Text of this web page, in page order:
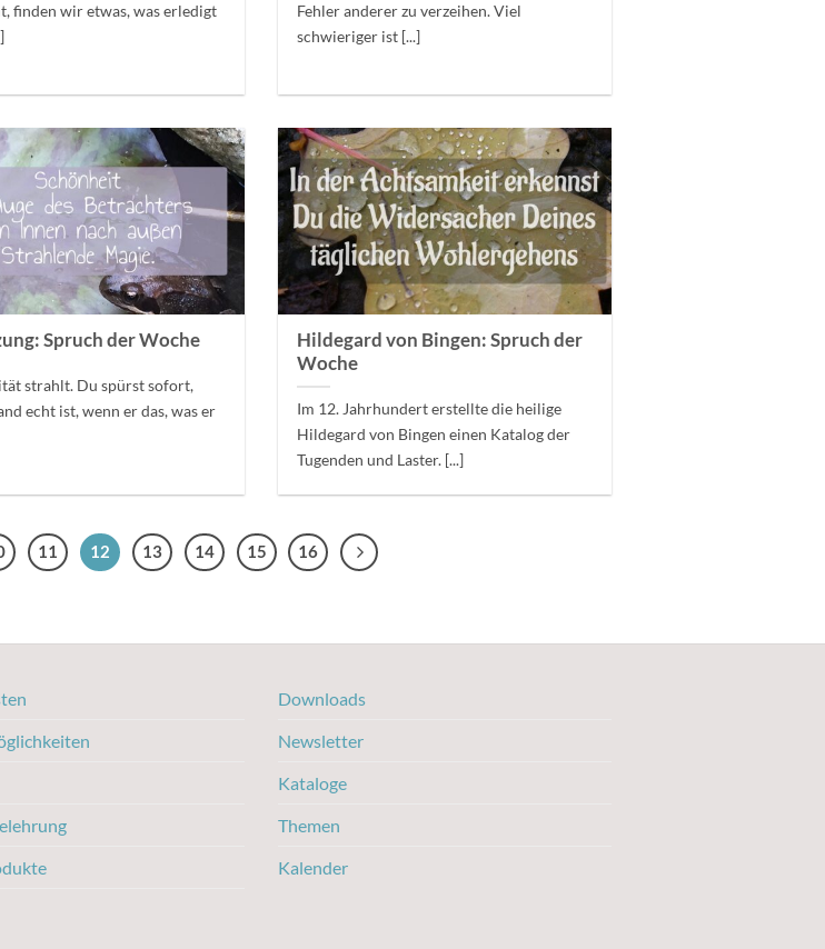
finden wir etwas, was erledigt
Fehler anderer zu verzeihen. Viel
schwieriger ist [...]
Spruch der Woche
strahlt. Du spürst sofort,
echt ist, wenn er das, was er
Hildegard von Bingen: Spruch der
Woche
Im 12. Jahrhundert erstellte die heilige
Hildegard von Bingen einen Katalog der
Tugenden und Laster. [...]
11 12 13 14 15 16
Downloads
Newsletter
Kataloge
Themen
Kalender